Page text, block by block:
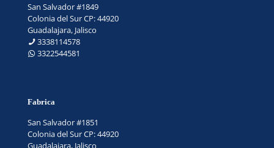
San Salvador #1849
Colonia del Sur CP: 44920
Guadalajara, Jalisco
3338114578
3322544581
Fabrica
San Salvador #1851
Colonia del Sur CP: 44920
Guadalajara, Jalisco